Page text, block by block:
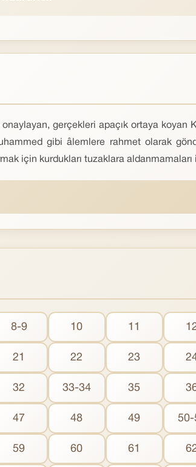
gerçekleri apaçık ortaya koyan
gibi âlemlere rahmet olarak
için kurdukları tuzaklara aldanmamaları
8-9 10 11
21 22 23
32 33-34 35
47 48 49 50-
59 60 61